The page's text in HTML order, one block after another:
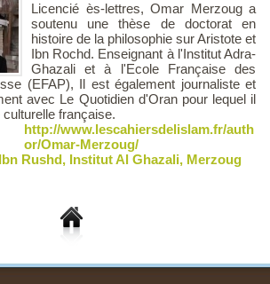
Licencié ès-lettres, Omar Merzoug a
soutenu une thèse de doctorat en
histoire de la philosophie sur Aristote et
Ibn Rochd. Enseignant à l'Institut Adra-
Ghazali et à l'Ecole Française des
(EFAP), Il est également journaliste et
avec Le Quotidien d'Oran pour lequel il
française.
http://www.lescahiersdelislam.fr/auth
or/Omar-Merzoug/
Ibn Rushd, Institut Al Ghazali, Merzoug